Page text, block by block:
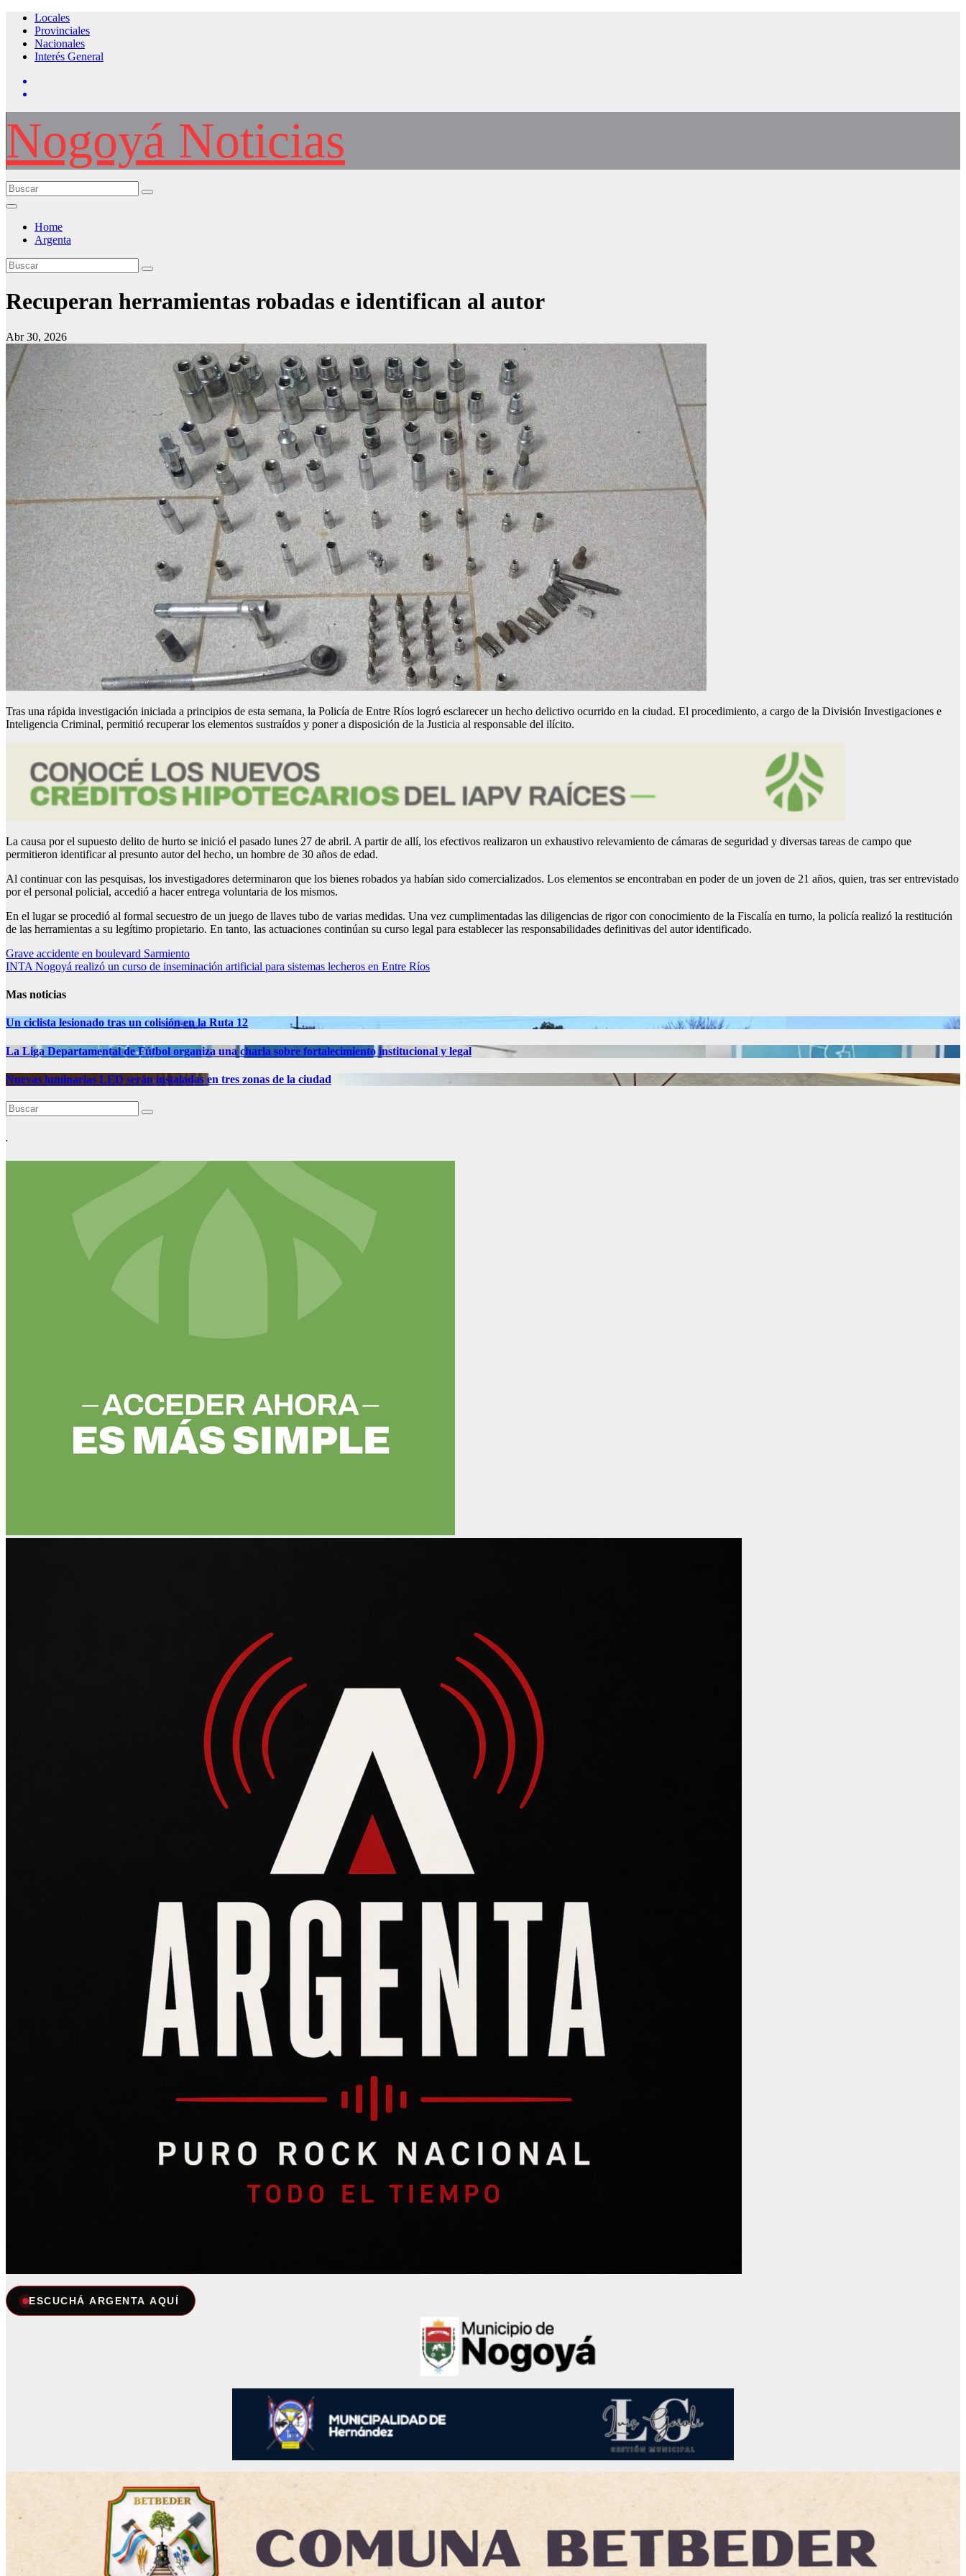
Saltar
contenido
Locales
Provinciales
Nacionales
Interés General
Nogoyá Noticias
Home
Argenta
Recuperan herramientas robadas e identifican al autor
Abr 30, 2026
Tras una rápida investigación iniciada a principios de esta semana, la Policía de Entre Ríos logró esclarecer un hecho delictivo ocurrido en la ciudad. El procedimiento, a cargo de la División Investigaciones e
Inteligencia Criminal, permitió recuperar los elementos sustraídos y poner a disposición de la Justicia al responsable del ilícito.
La causa por el supuesto delito de hurto se inició el pasado lunes 27 de abril. A partir de allí, los efectivos realizaron un exhaustivo relevamiento de cámaras de seguridad y diversas tareas de campo que
permitieron identificar al presunto autor del hecho, un hombre de 30 años de edad.
Al continuar con las pesquisas, los investigadores determinaron que los bienes robados ya habían sido comercializados. Los elementos se encontraban en poder de un joven de 21 años, quien, tras ser entrevistado
por el personal policial, accedió a hacer entrega voluntaria de los mismos.
En el lugar se procedió al formal secuestro de un juego de llaves tubo de varias medidas. Una vez cumplimentadas las diligencias de rigor con conocimiento de la Fiscalía en turno, la policía realizó la restitución
de las herramientas a su legítimo propietario. En tanto, las actuaciones continúan su curso legal para establecer las responsabilidades definitivas del autor identificado.
Navegación
de
entradas
Grave accidente en boulevard Sarmiento
INTA Nogoyá realizó un curso de inseminación artificial para sistemas lecheros en Entre Ríos
Mas noticias
Un ciclista lesionado tras un colisión en la Ruta 12
La Liga Departamental de Fútbol organiza una charla sobre fortalecimiento institucional y legal
Nuevas luminarias LED serán instaladas en tres zonas de la ciudad
.
ESCUCHÁ ARGENTA AQUÍ